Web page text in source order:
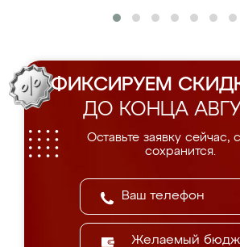
ФИКСИРУЕМ
ДО КОНЦА
Оставьте заявку сейчас,
сохранится.
Желаемый